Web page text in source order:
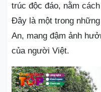
trúc độc đáo, nằm
Đây là một trong
An, mang đậm ảnh
của người Việt.